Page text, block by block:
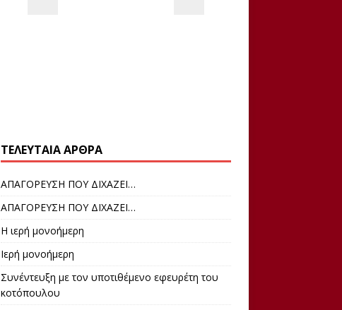
ΤΕΛΕΥΤΑΊΑ ΆΡΘΡΑ
ΑΠΑΓΟΡΕΥΣΗ ΠΟΥ ΔΙΧΑΖΕΙ…
ΑΠΑΓΟΡΕΥΣΗ ΠΟΥ ΔΙΧΑΖΕΙ…
Η ιερή μονοήμερη
Ιερή μονοήμερη
Συνέντευξη με τον υποτιθέμενο εφευρέτη του
κοτόπουλου